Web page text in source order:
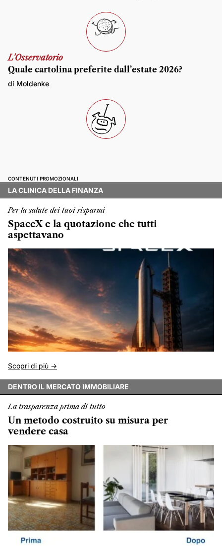
L'Osservatorio
Quale cartolina preferite dall’estate 2026?
di Moldenke
CONTENUTI PROMOZIONALI
LA CLINICA DELLA FINANZA
Per la salute dei tuoi risparmi
SpaceX e la quotazione che tutti
aspettavano
Scopri di più ->
DENTRO IL MERCATO IMMOBILIARE
La trasparenza prima di tutto
Un metodo costruito su misura per
vendere casa